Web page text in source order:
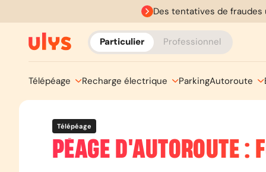
Des tentatives de fraudes
Particulier Professionnel
Télépéage Recharge électrique ParkingAutoroute
Télépéage
PÉAGE D'AUTOROUTE :